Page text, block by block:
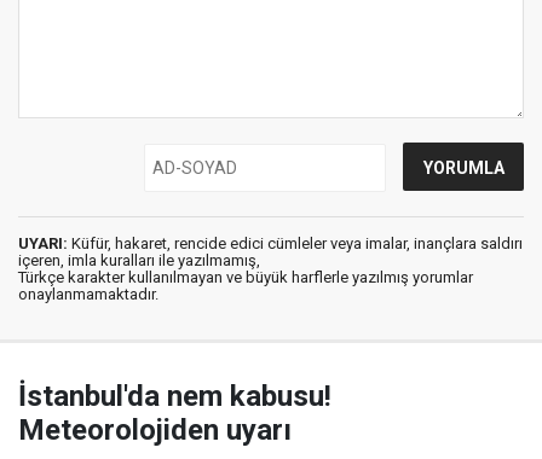
UYARI: Küfür, hakaret, rencide edici cümleler veya imalar, inançlara saldırı
içeren, imla kuralları ile yazılmamış,
Türkçe karakter kullanılmayan ve büyük harflerle yazılmış yorumlar
onaylanmamaktadır.
İstanbul'da nem kabusu!
Meteorolojiden uyarı